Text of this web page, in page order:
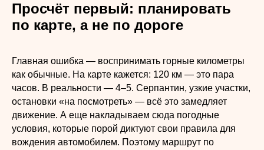
Просчёт первый: планировать
по карте, а не по дороге
Главная ошибка — воспринимать горные километры
как обычные. На карте кажется: 120 км — это пара
часов. В реальности — 4–5. Серпантин, узкие участки,
остановки «на посмотреть» — всё это замедляет
движение. А еще накладываем сюда погодные
условия, которые порой диктуют свои правила для
вождения автомобилем. Поэтому маршрут по